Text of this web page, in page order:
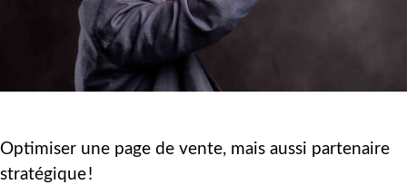
Optimiser une page de vente, mais aussi partenaire
stratégique !